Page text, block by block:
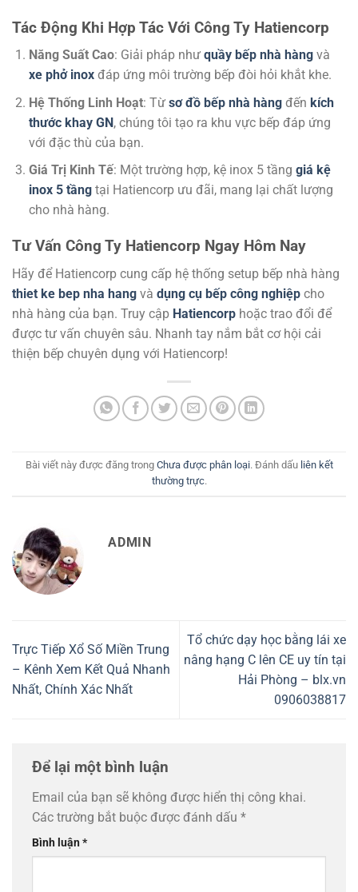
Tác Động Khi Hợp Tác Với Công Ty Hatiencorp
Năng Suất Cao: Giải pháp như quầy bếp nhà hàngvà
xe phở inoxđáp ứng môi trường bếp đòi hỏi khắt khe.
Hệ Thống Linh Hoạt: Từ sơ đồ bếp nhà hàngđến kích
thước khay GN, chúng tôi tạo ra khu vực bếp đáp ứng
với đặc thù của bạn.
Giá Trị Kinh Tế: Một trường hợp, kệ inox 5 tầng giá kệ
inox 5 tầngtại Hatiencorp ưu đãi, mang lại chất lượng
cho nhà hàng.
Tư Vấn Công Ty Hatiencorp Ngay Hôm Nay
Hãy để Hatiencorp cung cấp hệ thống setup bếp nhà hàng
thiet ke bep nha hang và dụng cụ bếp công nghiệp cho
nhà hàng của bạn. Truy cập Hatiencorp hoặc trao đổi để
được tư vấn chuyên sâu. Nhanh tay nắm bắt cơ hội cải
thiện bếp chuyên dụng với Hatiencorp!
Bài viết này được đăng trong Chưa được phân loại. Đánh dấu liên kết
thường trực.
ADMIN
Trực Tiếp Xổ Số Miền Trung
– Kênh Xem Kết Quả Nhanh
Nhất, Chính Xác Nhất
Tổ chức dạy học bằng lái xe
nâng hạng C lên CE uy tín tại
Hải Phòng – blx.vn
0906038817
Để lại một bình luận
Email của bạn sẽ không được hiển thị công khai.
Các trường bắt buộc được đánh dấu *
Bình luận*